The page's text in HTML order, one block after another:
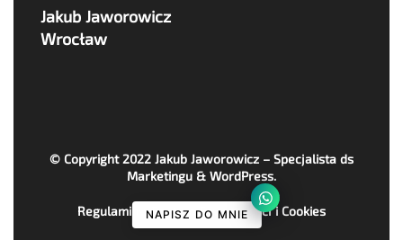
Jakub Jaworowicz
Wrocław
© Copyright 2022 Jakub Jaworowicz – Specjalista ds
Marketingu & WordPress.
Regulaminy, Polityka Prywatności i Cookies
NAPISZ DO MNIE